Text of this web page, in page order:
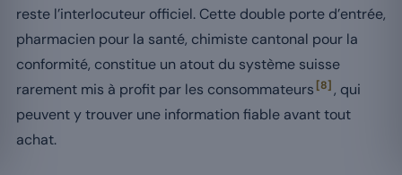
reste l’interlocuteur officiel. Cette double porte d’entrée,
pharmacien pour la santé, chimiste cantonal pour la
conformité, constitue un atout du système suisse
rarement mis à profit par les consommateurs [8] , qui
peuvent y trouver une information fiable avant tout
achat.